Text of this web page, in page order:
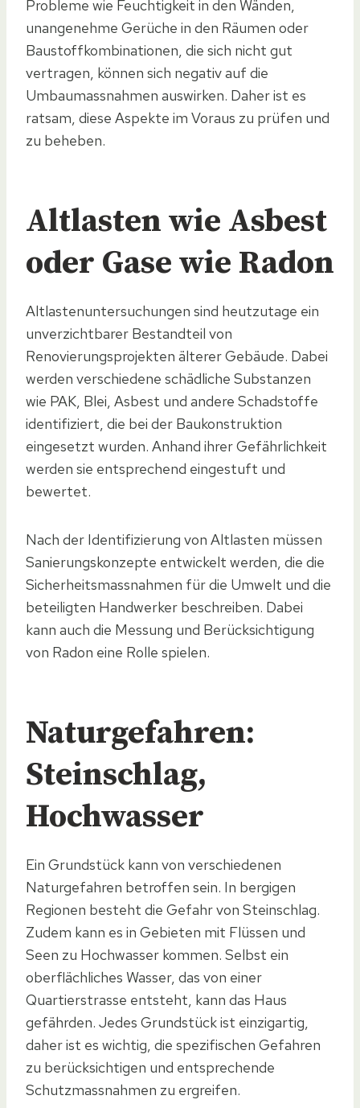
Probleme wie Feuchtigkeit in den Wänden,
unangenehme Gerüche in den Räumen oder
Baustoffkombinationen, die sich nicht gut
vertragen, können sich negativ auf die
Umbaumassnahmen auswirken. Daher ist es
ratsam, diese Aspekte im Voraus zu prüfen und
zu beheben.
Altlasten wie Asbest
oder Gase wie Radon
Altlastenuntersuchungen sind heutzutage ein
unverzichtbarer Bestandteil von
Renovierungsprojekten älterer Gebäude. Dabei
werden verschiedene schädliche Substanzen
wie PAK, Blei, Asbest und andere Schadstoffe
identifiziert, die bei der Baukonstruktion
eingesetzt wurden. Anhand ihrer Gefährlichkeit
werden sie entsprechend eingestuft und
bewertet.
Nach der Identifizierung von Altlasten müssen
Sanierungskonzepte entwickelt werden, die die
Sicherheitsmassnahmen für die Umwelt und die
beteiligten Handwerker beschreiben. Dabei
kann auch die Messung und Berücksichtigung
von Radon eine Rolle spielen.
Naturgefahren:
Steinschlag,
Hochwasser
Ein Grundstück kann von verschiedenen
Naturgefahren betroffen sein. In bergigen
Regionen besteht die Gefahr von Steinschlag.
Zudem kann es in Gebieten mit Flüssen und
Seen zu Hochwasser kommen. Selbst ein
oberflächliches Wasser, das von einer
Quartierstrasse entsteht, kann das Haus
gefährden. Jedes Grundstück ist einzigartig,
daher ist es wichtig, die spezifischen Gefahren
zu berücksichtigen und entsprechende
Schutzmassnahmen zu ergreifen.